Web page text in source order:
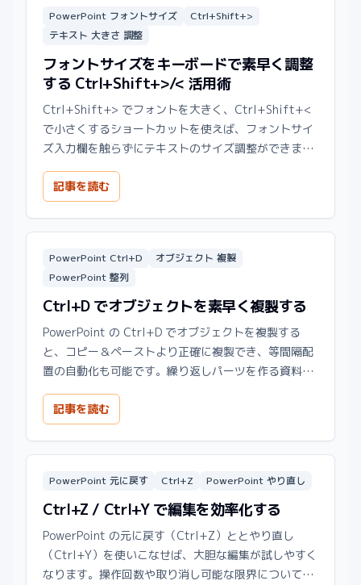
PowerPoint フォントサイズ
Ctrl+Shift+>
テキスト 大きさ 調整
フォントサイズをキーボードで素早く調整
する Ctrl+Shift+>/< 活用術
Ctrl+Shift+> でフォントを大きく、Ctrl+Shift+<
で小さくするショートカットを使えば、フォントサイ
ズ入力欄を触らずにテキストのサイズ調整ができま
す。
記事を読む
PowerPoint Ctrl+D
オブジェクト 複製
PowerPoint 整列
Ctrl+D でオブジェクトを素早く複製する
PowerPoint の Ctrl+D でオブジェクトを複製する
と、コピー＆ペーストより正確に複製でき、等間隔配
置の自動化も可能です。繰り返しパーツを作る資料で
大幅な時短になります。
記事を読む
PowerPoint 元に戻す Ctrl+Z PowerPoint やり直し
Ctrl+Z / Ctrl+Y で編集を効率化する
PowerPoint の元に戻す（Ctrl+Z）ととやり直し
（Ctrl+Y）を使いこなせば、大胆な編集が試しやすく
なります。操作回数や取り消し可能な限界についても